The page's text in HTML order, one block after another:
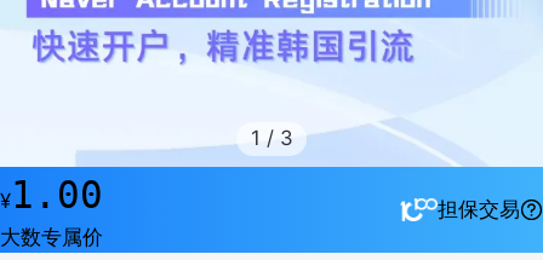
1 / 3
¥1.00
大数专属价
担保交易